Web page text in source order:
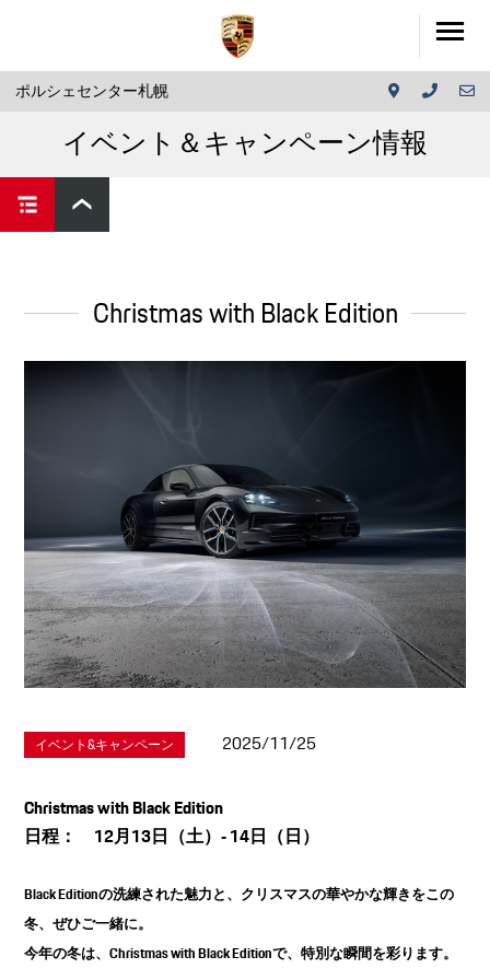
ポルシェセンター札幌
イベント＆キャンペーン情報
Christmas with Black Edition
イベント&キャンペーン 2025/11/25
Christmas with Black Edition
日程： 12月13日（土）‐ 14日（日）
Black Editionの洗練された魅力と、クリスマスの華やかな輝きをこの
冬、ぜひご一緒に。
今年の冬は、Christmas with Black Editionで、特別な瞬間を彩ります。